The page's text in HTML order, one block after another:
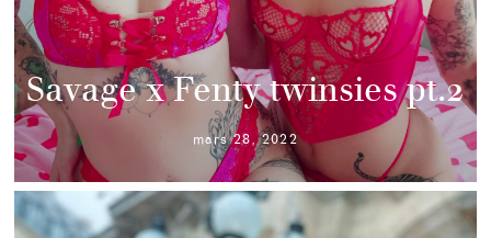
Savage x Fenty twinsies pt.2
mars 28, 2022